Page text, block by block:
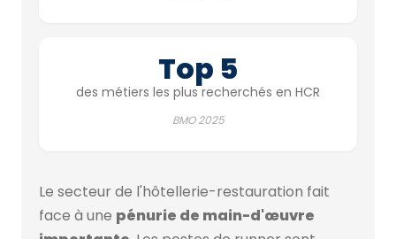
Top 5
des métiers les plus recherchés en HCR
BMO 2025
Le secteur de l'hôtellerie-restauration fait
face à une pénurie de main-d'œuvre